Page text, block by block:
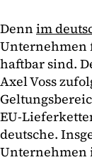
Denn im
Unternehmen
haftbar sind.
Axel Voss
EU-
deutsche.
Unternehmen